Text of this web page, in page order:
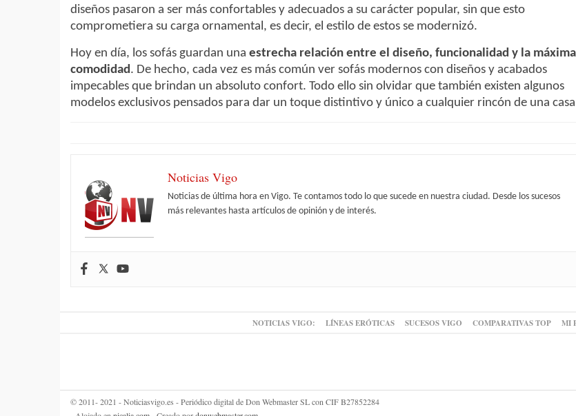
diseños pasaron a ser más confortables y adecuados a su carácter popular, sin que esto
comprometiera su carga ornamental, es decir, el estilo de estos se modernizó.
Hoy en día, los sofás guardan una estrecha relación entre el diseño, funcionalidad y la máxima
comodidad . De hecho, cada vez es más común ver sofás modernos con diseños y acabados
impecables que brindan un absoluto confort. Todo ello sin olvidar que también existen algunos
modelos exclusivos pensados para dar un toque distintivo y único a cualquier rincón de una
Noticias Vigo
Noticias de última hora en Vigo. Te contamos todo lo que sucede en nuestra ciudad. Desde los sucesos
más relevantes hasta artículos de opinión y de interés.
NOTICIAS VIGO: LÍNEAS ERÓTICAS SUCESOS VIGO COMPARATIVAS TOP MI
© 2011- 2021 - Noticiasvigo.es - Periódico digital de Don Webmaster SL con CIF B27852284